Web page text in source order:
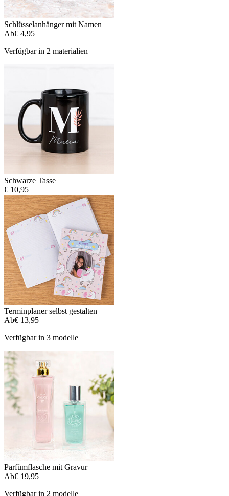
Schlüsselanhänger mit Namen
Ab€ 4,95
Verfügbar in 2 materialien
Schwarze Tasse
€ 10,95
Terminplaner selbst gestalten
Ab€ 13,95
Verfügbar in 3 modelle
Parfümflasche mit Gravur
Ab€ 19,95
Verfügbar in 2 modelle